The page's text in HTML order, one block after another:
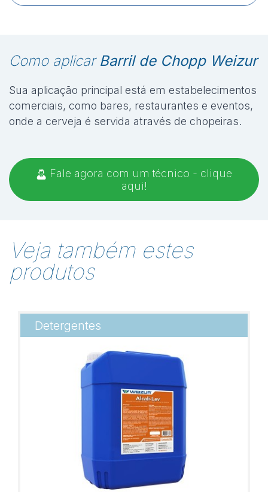
Como aplicar Barril de Chopp Weizur
Sua aplicação principal está em estabelecimentos
comerciais, como bares, restaurantes e eventos,
onde a cerveja é servida através de chopeiras.
Fale agora com um técnico - clique
aqui!
Veja também estes
produtos
Detergentes